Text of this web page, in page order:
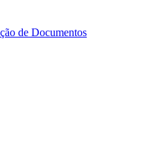
de Documentos